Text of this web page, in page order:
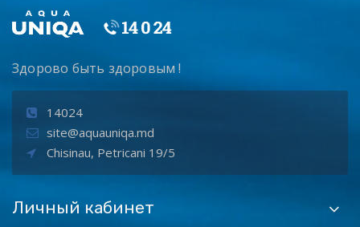
Здорово быть здоровым !
14024
site@aquauniqa.md
Chisinau, Petricani 19/5
Личный кабинет